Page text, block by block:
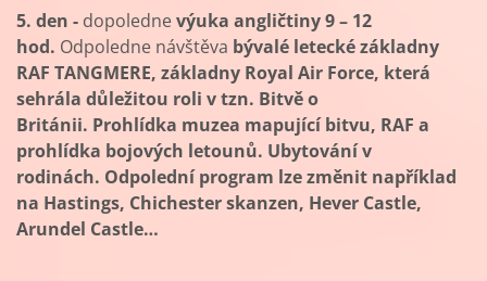
5. den - dopolednevýuka angličtiny 9 – 12
hod. Odpoledne návštěva bývalé letecké základny
RAF TANGMERE, základny Royal Air Force, která
sehrála důležitou roli v tzn. Bitvě o
Británii. Prohlídka muzea mapující bitvu, RAF a
prohlídka bojových letounů. Ubytování v
rodinách. Odpolední program lze změnit například
na Hastings, Chichester skanzen, Hever Castle,
Arundel Castle…